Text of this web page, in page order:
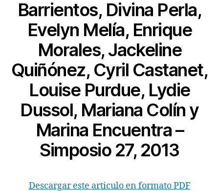
Barrientos, Divina Perla,
Evelyn Melía, Enrique
Morales, Jackeline
Quiñónez, Cyril Castanet,
Louise Purdue, Lydie
Dussol, Mariana Colín y
Marina Encuentra –
Simposio 27, 2013
Descargar este articulo en formato PDF